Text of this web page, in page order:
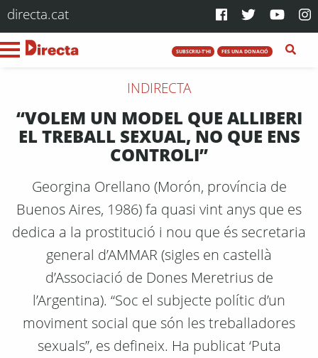
directa.cat
SUBSCRIU-T'HI FES UNA DONACIÓ
INDIRECTA
“VOLEM UN MODEL QUE ALLIBERI
EL TREBALL SEXUAL, NO QUE ENS
CONTROLI”
Georgina Orellano (Morón, província de
Buenos Aires, 1986) fa quasi vint anys que es
dedica a la prostitució i nou que és secretaria
general d’AMMAR (sigles en castellà
d’Associació de Dones Meretrius de
l’Argentina). “Soc el subjecte polític d’un
moviment social que són les treballadores
sexuals”, es defineix. Ha publicat ‘Puta